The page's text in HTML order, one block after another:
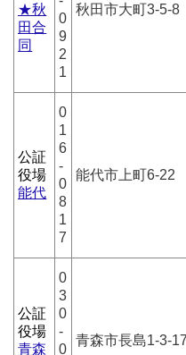
★秋
田合
同
0
9
2
1
秋田市大町3-5-
公証
役場
能代
0
1
6
-
0
8
1
7
能代市上町6-22
公証
役場
青森
0
3
0
-
0
青森市長島1-3-